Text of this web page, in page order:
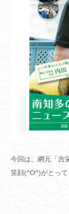
今回は、網元「吉
笑顔(^O^)がとって